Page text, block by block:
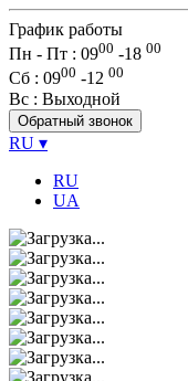
График работы
Пн - Пт : 0900 -18 00
Сб : 0900 -12 00
Вс : Выходной
Обратный звонок
RU ▾
RU
UA